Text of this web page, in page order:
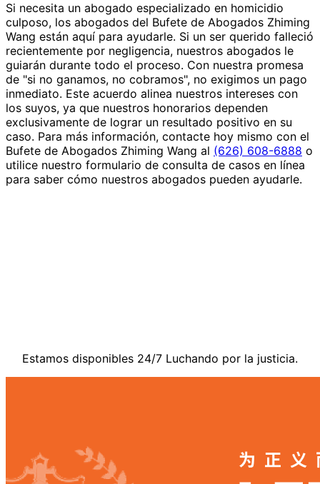
Si necesita un abogado especializado en homicidio
culposo, los abogados del Bufete de Abogados Zhiming
Wang están aquí para ayudarle. Si un ser querido falleció
recientemente por negligencia, nuestros abogados le
guiarán durante todo el proceso. Con nuestra promesa
de "si no ganamos, no cobramos", no exigimos un pago
inmediato. Este acuerdo alinea nuestros intereses con
los suyos, ya que nuestros honorarios dependen
exclusivamente de lograr un resultado positivo en su
caso. Para más información, contacte hoy mismo con el
Bufete de Abogados Zhiming Wang al (626) 608-6888 o
utilice nuestro formulario de consulta de casos en línea
para saber cómo nuestros abogados pueden ayudarle.
Estamos disponibles 24/7 Luchando por la justicia.